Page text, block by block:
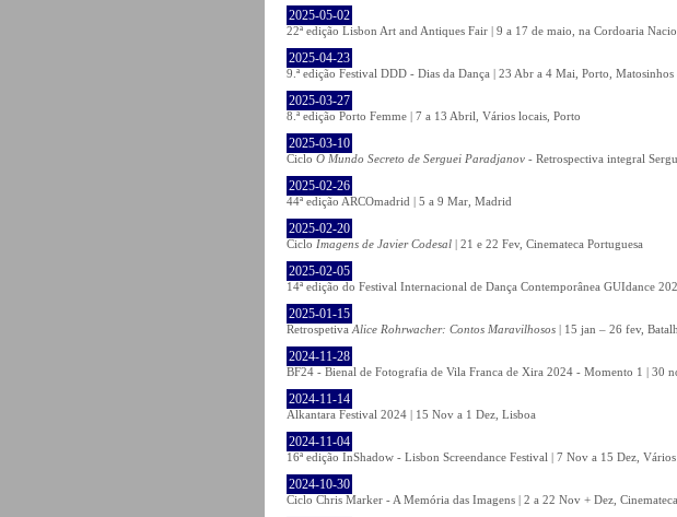
2025-05-02
22ª edição Lisbon Art and Antiques Fair | 9 a 17 de maio, na Cordoaria
2025-04-23
9.ª edição Festival DDD - Dias da Dança | 23 Abr a 4 Mai, Porto, Matosinhos
2025-03-27
8.ª edição Porto Femme | 7 a 13 Abril, Vários locais, Porto
2025-03-10
Ciclo O Mundo Secreto de Serguei Paradjanov - Retrospectiva integral
2025-02-26
44ª edição ARCOmadrid | 5 a 9 Mar, Madrid
2025-02-20
Ciclo Imagens de Javier Codesal | 21 e 22 Fev, Cinemateca Portuguesa
2025-02-05
14ª edição do Festival Internacional de Dança Contemporânea GUIdance
2025-01-15
Retrospetiva Alice Rohrwacher: Contos Maravilhosos | 15 jan – 26 fev,
2024-11-28
BF24 - Bienal de Fotografia de Vila Franca de Xira 2024 - Momento 1 | 30
2024-11-14
Alkantara Festival 2024 | 15 Nov a 1 Dez, Lisboa
2024-11-04
16ª edição InShadow - Lisbon Screendance Festival | 7 Nov a 15 Dez,
2024-10-30
Ciclo Chris Marker - A Memória das Imagens | 2 a 22 Nov + Dez,